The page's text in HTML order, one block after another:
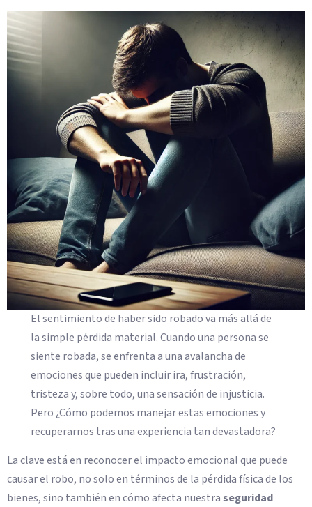
El sentimiento de haber sido robado va más allá de
la simple pérdida material. Cuando una persona se
siente robada, se enfrenta a una avalancha de
emociones que pueden incluir ira, frustración,
tristeza y, sobre todo, una sensación de injusticia.
Pero ¿Cómo podemos manejar estas emociones y
recuperarnos tras una experiencia tan devastadora?
La clave está en reconocer el impacto emocional que puede
causar el robo, no solo en términos de la pérdida física de los
bienes, sino también en cómo afecta nuestraseguridad